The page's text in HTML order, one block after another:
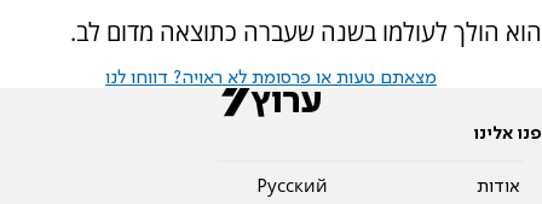
הוא הולך לעולמו בשנה שעברה כתוצאה מדום לב.
מצאתם טעות או פרסומת לא ראויה? דווחו לנו
פנו אלינו
אודות
Pусский